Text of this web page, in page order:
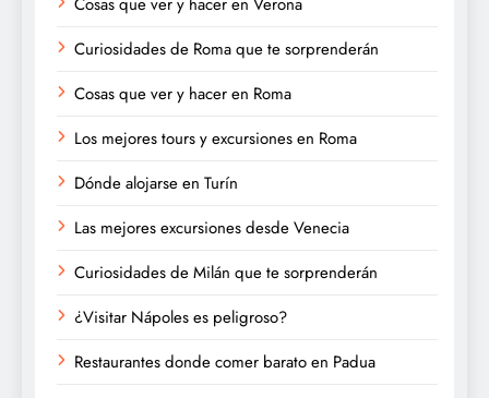
Curiosidades de Roma que te sorprenderán
Cosas que ver y hacer en Roma
Los mejores tours y excursiones en Roma
Dónde alojarse en Turín
Las mejores excursiones desde Venecia
Curiosidades de Milán que te sorprenderán
¿Visitar Nápoles es peligroso?
Restaurantes donde comer barato en Padua